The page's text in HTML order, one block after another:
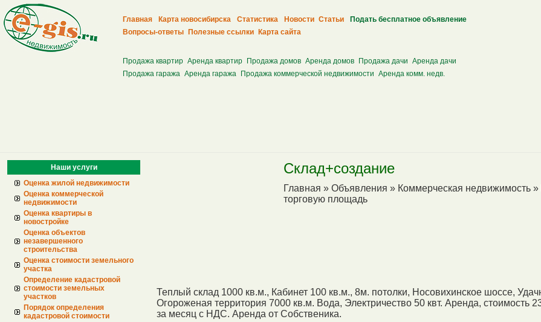
Главная
Карта новосибирска Статистика Новости Статьи
Подать бесплатное объявление
Вопросы-ответы
Полезные ссылки Карта сайта
Продажа квартир Аренда квартир Продажа домов Аренда домов Продажа дачи Аренда дачи
Продажа гаража Аренда гаража Продажа коммерческой недвижимости Аренда комм. недв.
Наши услуги
Оценка жилой недвижимости
Оценка коммерческой
недвижимости
Оценка квартиры в
новостройке
Оценка объектов
незавершенного
строительства
Оценка стоимости земельного
участка
Определение кадастровой
стоимости земельных
участков
Порядок определения
кадастровой стоимости
Склад+создание
Главная » Объявления » Коммерческая недвижимость »
торговую площадь
Теплый склад 1000 кв.м., Кабинет 100 кв.м., 8м. потолки, Носовихинское шоссе,
Огороженая территория 7000 кв.м. Вода, Электричество 50 квт. Аренда, стоимость
за месяц с НДС. Аренда от Собственика.